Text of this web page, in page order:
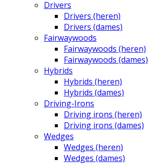
Drivers
Drivers (heren)
Drivers (dames)
Fairwaywoods
Fairwaywoods (heren)
Fairwaywoods (dames)
Hybrids
Hybrids (heren)
Hybrids (dames)
Driving-Irons
Driving irons (heren)
Driving irons (dames)
Wedges
Wedges (heren)
Wedges (dames)